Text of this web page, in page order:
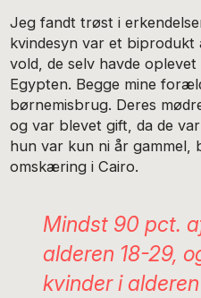
Jeg fandt trøst i
kvindesyn var et
vold, de selv havde
Egypten. Begge mine
børnemisbrug. Deres
og var blevet gift, da de
hun var kun ni år gammel,
omskæring i Cairo.
Mindst 90 pct.
alderen 18-29,
kvinder i